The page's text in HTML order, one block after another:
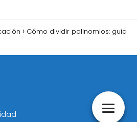
Cómo dividir polinomios: guía